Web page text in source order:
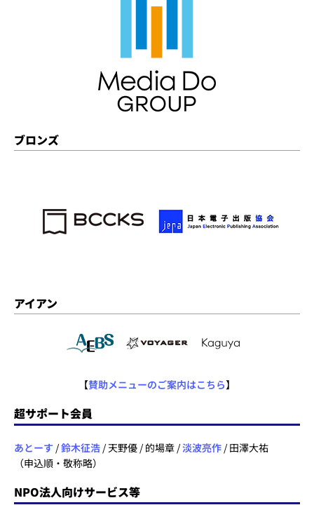
ブロンズ
アイアン
【賛助メニューのご案内はこちら】
超サポート会員
あとーす /鈴木征浩 / 天野優 / 的場章 /淡波亮作 / 田澤大祐
（申込順・敬称略）
NPO法人向けサービス等